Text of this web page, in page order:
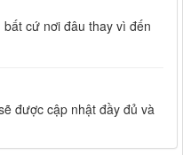
cứ nơi đâu thay vì đến
được cập nhật đầy đủ và